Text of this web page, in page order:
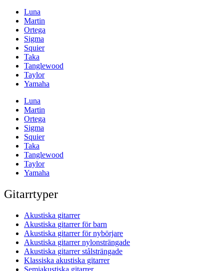
Luna
Martin
Ortega
Sigma
Squier
Taka
Tanglewood
Taylor
Yamaha
Luna
Martin
Ortega
Sigma
Squier
Taka
Tanglewood
Taylor
Yamaha
Gitarrtyper
Akustiska gitarrer
Akustiska gitarrer för barn
Akustiska gitarrer för nybörjare
Akustiska gitarrer nylonsträngade
Akustiska gitarrer stålsträngade
Klassiska akustiska gitarrer
Semiakustiska gitarrer